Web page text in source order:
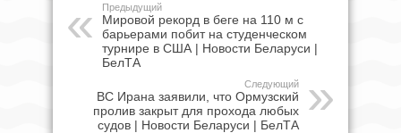
Предыдущий
Мировой рекорд в беге на 110 м с
барьерами побит на студенческом
турнире в США | Новости Беларуси |
БелТА
Следующий
ВС Ирана заявили, что Ормузский
пролив закрыт для прохода любых
судов | Новости Беларуси | БелТА